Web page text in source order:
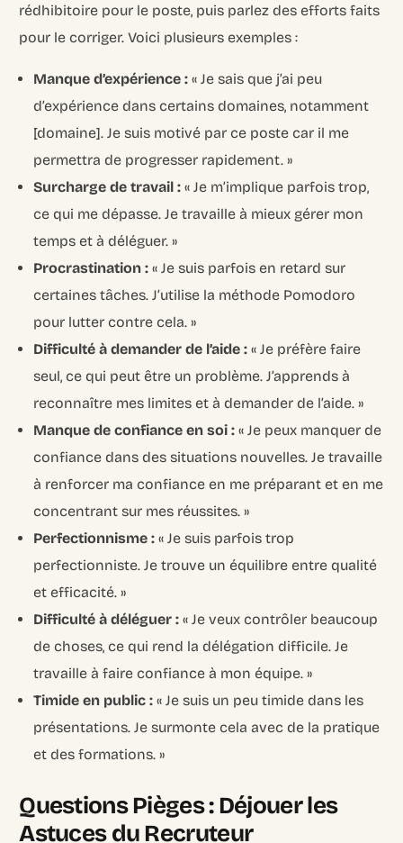
rédhibitoire pour le poste, puis parlez des efforts faits
pour le corriger. Voici plusieurs exemples :
Manque d’expérience : « Je sais que j’ai peu
d’expérience dans certains domaines, notamment
[domaine]. Je suis motivé par ce poste car il me
permettra de progresser rapidement. »
Surcharge de travail : « Je m’implique parfois trop,
ce qui me dépasse. Je travaille à mieux gérer mon
temps et à déléguer. »
Procrastination : « Je suis parfois en retard sur
certaines tâches. J’utilise la méthode Pomodoro
pour lutter contre cela. »
Difficulté à demander de l’aide : « Je préfère faire
seul, ce qui peut être un problème. J’apprends à
reconnaître mes limites et à demander de l’aide. »
Manque de confiance en soi : « Je peux manquer de
confiance dans des situations nouvelles. Je travaille
à renforcer ma confiance en me préparant et en me
concentrant sur mes réussites. »
Perfectionnisme : « Je suis parfois trop
perfectionniste. Je trouve un équilibre entre qualité
et efficacité. »
Difficulté à déléguer : « Je veux contrôler beaucoup
de choses, ce qui rend la délégation difficile. Je
travaille à faire confiance à mon équipe. »
Timide en public : « Je suis un peu timide dans les
présentations. Je surmonte cela avec de la pratique
et des formations. »
Questions Pièges : Déjouer les
Astuces du Recruteur